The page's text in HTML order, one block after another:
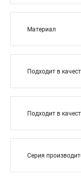
Материал
Подходит в
Подходит в
Серия